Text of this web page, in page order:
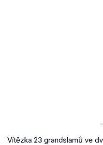
Vítězka 23 grandslamů ve